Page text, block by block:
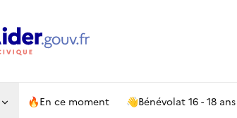
🔥En ce moment 👋Bénévolat 16 - 18 ans